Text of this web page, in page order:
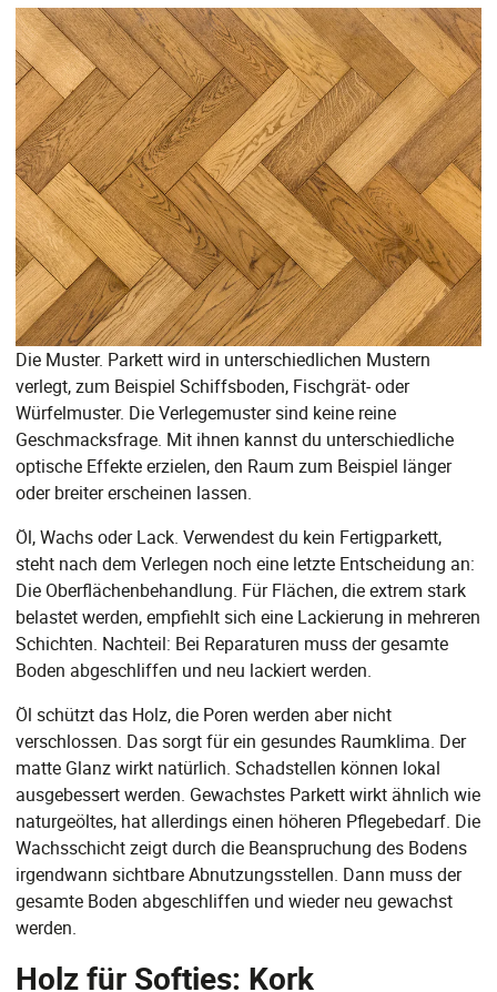
Die Muster. Parkett wird in unterschiedlichen Mustern
verlegt, zum Beispiel Schiffsboden, Fischgrät- oder
Würfelmuster. Die Verlegemuster sind keine reine
Geschmacksfrage. Mit ihnen kannst du unterschiedliche
optische Effekte erzielen, den Raum zum Beispiel länger
oder breiter erscheinen lassen.
Öl, Wachs oder Lack. Verwendest du kein Fertigparkett,
steht nach dem Verlegen noch eine letzte Entscheidung an:
Die Oberflächenbehandlung. Für Flächen, die extrem stark
belastet werden, empfiehlt sich eine Lackierung in mehreren
Schichten. Nachteil: Bei Reparaturen muss der gesamte
Boden abgeschliffen und neu lackiert werden.
Öl schützt das Holz, die Poren werden aber nicht
verschlossen. Das sorgt für ein gesundes Raumklima. Der
matte Glanz wirkt natürlich. Schadstellen können lokal
ausgebessert werden. Gewachstes Parkett wirkt ähnlich wie
naturgeöltes, hat allerdings einen höheren Pflegebedarf. Die
Wachsschicht zeigt durch die Beanspruchung des Bodens
irgendwann sichtbare Abnutzungsstellen. Dann muss der
gesamte Boden abgeschliffen und wieder neu gewachst
werden.
Holz für Softies: Kork